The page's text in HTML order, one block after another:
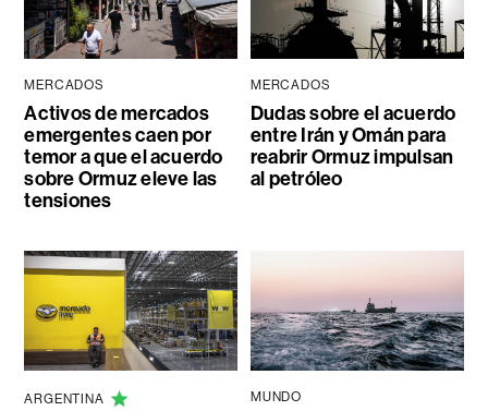
MERCADOS
Activos de mercados
emergentes caen por
temor a que el acuerdo
sobre Ormuz eleve las
tensiones
MERCADOS
Dudas sobre el acuerdo
entre Irán y Omán para
reabrir Ormuz impulsan
al petróleo
ARGENTINA MUNDO